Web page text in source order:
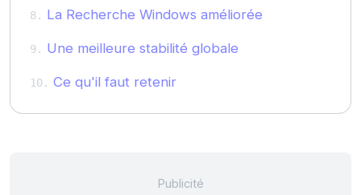
La Recherche Windows améliorée
Une meilleure stabilité globale
Ce qu'il faut retenir